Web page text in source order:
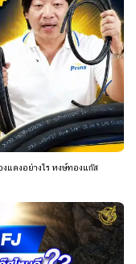
แดงอย่างไร หงษ์ทองแก๊ส